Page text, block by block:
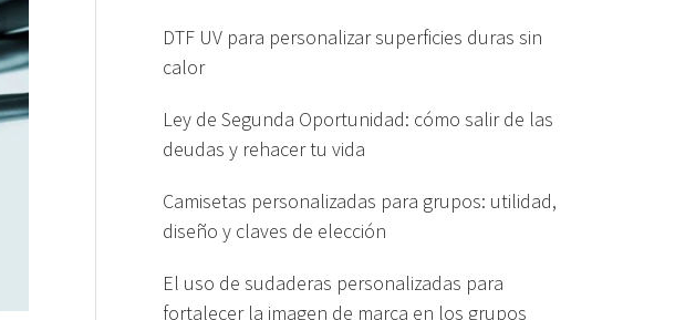
DTF UV para personalizar superficies duras sin
calor
Ley de Segunda Oportunidad: cómo salir de las
deudas y rehacer tu vida
Camisetas personalizadas para grupos: utilidad,
diseño y claves de elección
El uso de sudaderas personalizadas para
fortalecer la imagen de marca en los grupos